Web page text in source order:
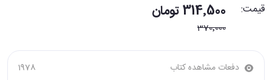
قیمت: 314٬500 تومان
370٬000
دفعات مشاهده کتاب 1978